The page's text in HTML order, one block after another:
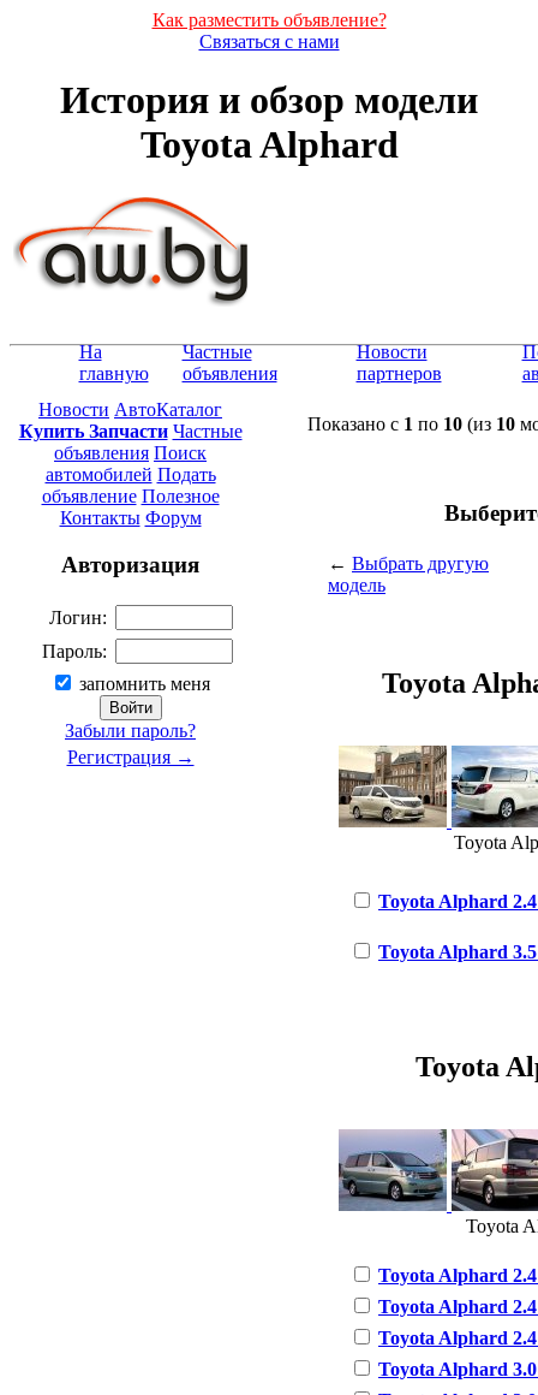
Как разместить объявление?
Связаться с нами
История и обзор модели
Toyota Alphard
На
главную
Частные
объявления
Новости
партнеров
Новости АвтоКаталог
Купить Запчасти Частные
объявления Поиск
автомобилей Подать
объявление Полезное
Контакты Форум
Авторизация
Логин:
Пароль:
запомнить меня
Забыли пароль?
Регистрация →
Показано с 1 по 10(из 10
← Выбрать другую
модель
Toyota
Toyota
Toyota Alphard
Toyota Alphard 3.5
Toyota
Toyota
Toyota Alphard
Toyota Alphard
Toyota Alphard
Toyota Alphard